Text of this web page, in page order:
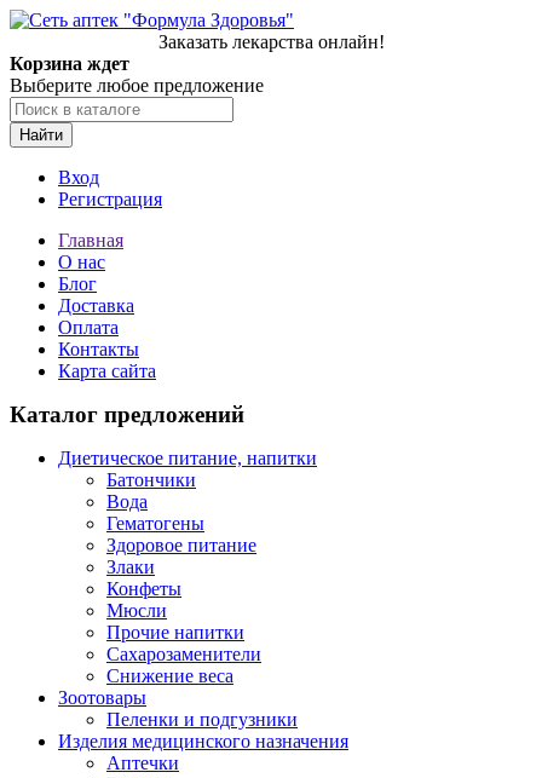
Заказать лекарства онлайн!
Корзина ждет
Выберите любое предложение
Найти
Вход
Регистрация
Главная
О нас
Блог
Доставка
Оплата
Контакты
Карта сайта
Каталог предложений
Диетическое питание, напитки
Батончики
Вода
Гематогены
Здоровое питание
Злаки
Конфеты
Мюсли
Прочие напитки
Сахарозаменители
Снижение веса
Зоотовары
Пеленки и подгузники
Изделия медицинского назначения
Аптечки